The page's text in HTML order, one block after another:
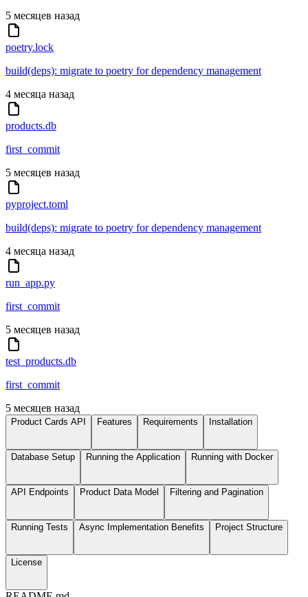
5 месяцев назад
poetry.lock
build(deps): migrate to poetry for dependency management
4 месяца назад
products.db
first_commit
5 месяцев назад
pyproject.toml
build(deps): migrate to poetry for dependency management
4 месяца назад
run_app.py
first_commit
5 месяцев назад
test_products.db
first_commit
5 месяцев назад
Product Cards API Features Requirements Installation
Database Setup Running the Application Running with Docker
API Endpoints Product Data Model Filtering and Pagination
Running Tests Async Implementation Benefits Project Structure
License